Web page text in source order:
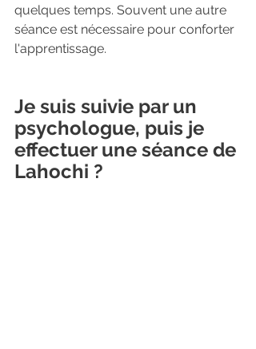
quelques temps. Souvent une autre
séance est nécessaire pour conforter
l'apprentissage.
Je suis suivie par un
psychologue, puis je
effectuer une séance de
Lahochi ?